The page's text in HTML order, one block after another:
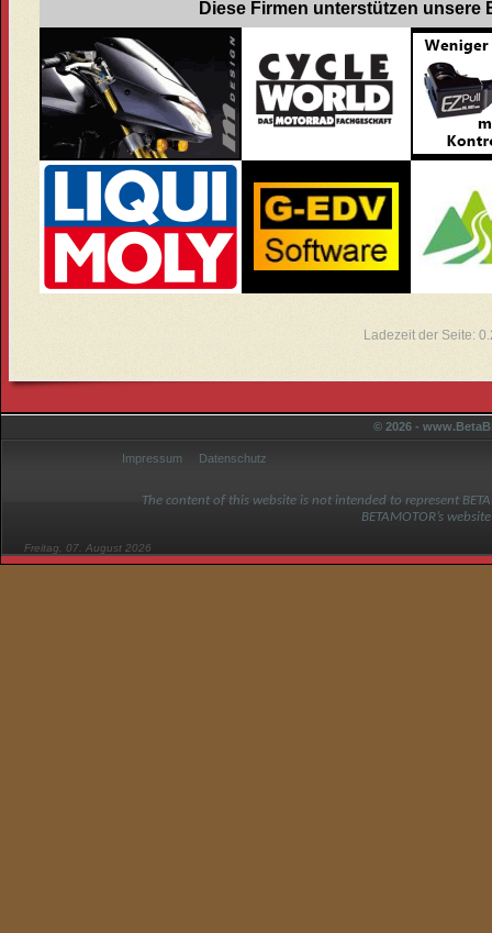
Diese Firmen unterstützen unsere
Ladezeit der Seite:
© 2026 -
Impressum Datenschutz
The content of this website is not intended to represent
BETAMOTOR’s
Freitag, 07. August 2026